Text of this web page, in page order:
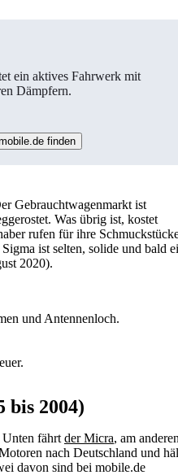
ein aktives Fahrwerk mit
Dämpfern.
finden
Gebrauchtwagenmarkt ist
Was übrig ist, kostet
rufen für ihre
ist selten, solide und bald
2020).
und Antennenloch.
bis 2004)
fährt der Micra, am anderen
nach Deutschland und
davon sind bei mobile.de